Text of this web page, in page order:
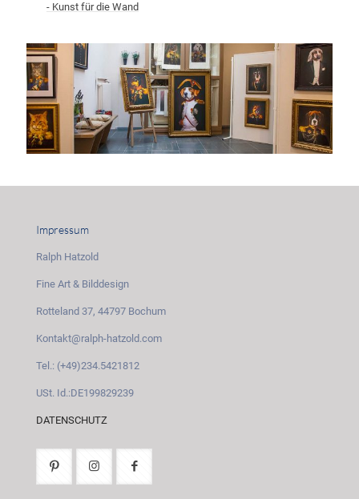
- Kunst für die Wand
Impressum
Ralph Hatzold
Fine Art & Bilddesign
Rotteland 37, 44797 Bochum
Kontakt@ralph-hatzold.com
Tel.: (+49)234.5421812
USt. Id.:DE199829239
DATENSCHUTZ